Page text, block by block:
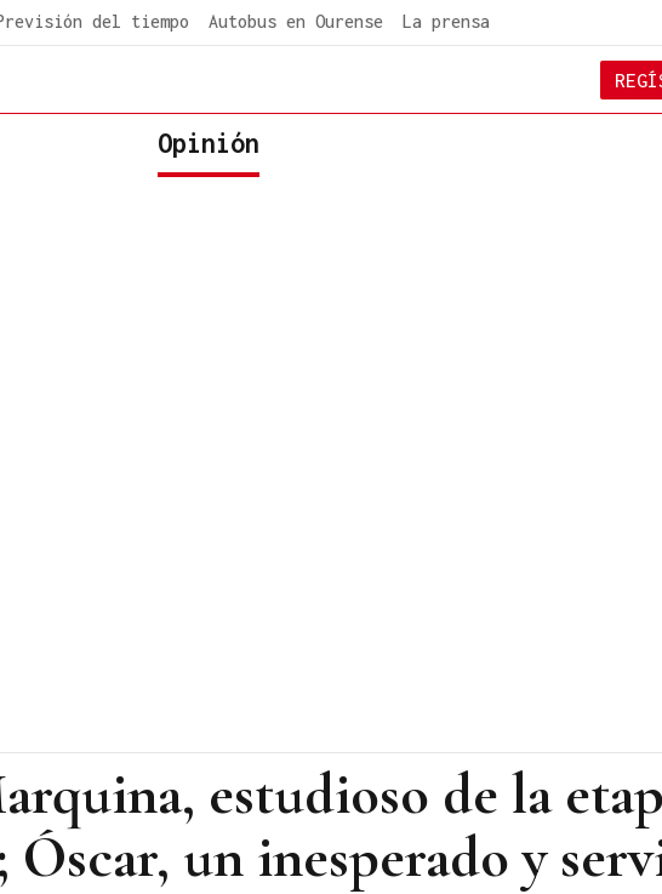
del tiempo Autobus en Ourense La prensa
Opinión
estudioso de la
Óscar, un inesperado y